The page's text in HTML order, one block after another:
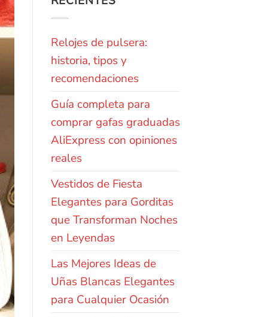
Relojes de pulsera:
historia, tipos y
recomendaciones
Guía completa para
comprar gafas graduadas
AliExpress con opiniones
reales
Vestidos de Fiesta
Elegantes para Gorditas
que Transforman Noches
en Leyendas
Las Mejores Ideas de
Uñas Blancas Elegantes
para Cualquier Ocasión